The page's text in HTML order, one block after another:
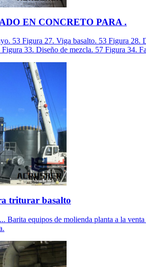
EN CONCRETO PARA .
53 Figura 27. Viga basalto. 53 Figura
33. Diseño de mezcla. 57 Figura 34.
triturar basalto
Barita equipos de molienda planta a la